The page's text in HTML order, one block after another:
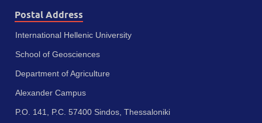
Postal Address
International Hellenic University
School of Geosciences
Department of Agriculture
Alexander Campus
P.O. 141, P.C. 57400 Sindos, Thessaloniki